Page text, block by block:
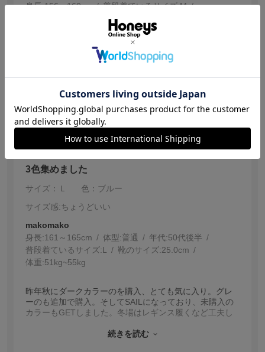
身長:156～160cm 普段着ているサイズ:M
参考になった
【投稿日：2026.6.28】
3色集めました
サイズ：Ｌ
色：ブルー
サイズ感:ちょうどいい
makomako
身長:161～165cm 体型:普通 年代:50代後半
普段着ているサイズ:L 靴のサイズ:25.0cm
体重:51kg~55kg
昨年秋にダークカラーのを購入、とても気に入り。グレ
ーのも追加で購入。そしてSAILになっており、未購入の
カラーもGETしました。冬場はレギンス履くなど工夫し
ても良いお買い物となりました。大切に着回して行きま
続きを読む